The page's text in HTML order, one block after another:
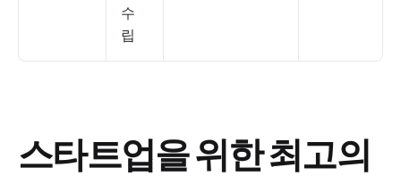
수
립
스타트업을 위한 최고의